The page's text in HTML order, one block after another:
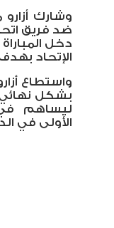
وشارك أزارو
ضد فريق
دخل
الإتحاد
واستطاع
بشكل
ليساهم في
الأولى في